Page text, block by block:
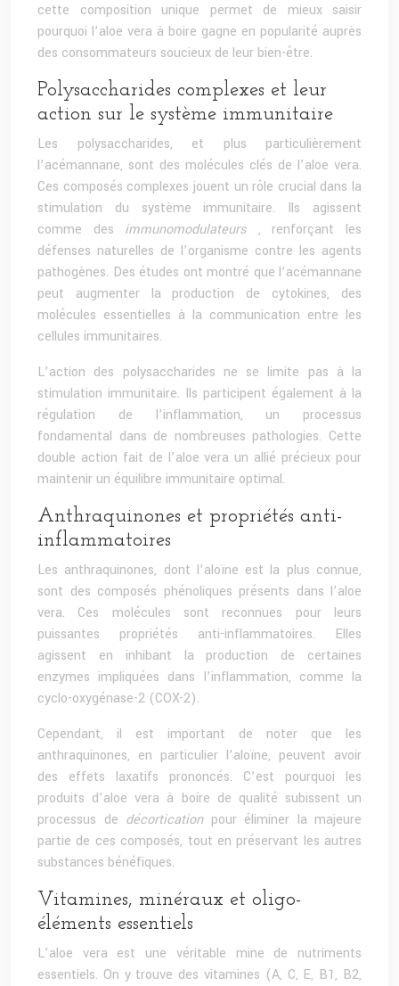
cette composition unique permet de mieux saisir
pourquoi l’aloe vera à boire gagne en popularité auprès
des consommateurs soucieux de leur bien-être.
Polysaccharides complexes et leur
action sur le système immunitaire
Les polysaccharides, et plus particulièrement
l’acémannane, sont des molécules clés de l’aloe vera.
Ces composés complexes jouent un rôle crucial dans la
stimulation du système immunitaire. Ils agissent
comme des immunomodulateurs , renforçant les
défenses naturelles de l’organisme contre les agents
pathogènes. Des études ont montré que l’acémannane
peut augmenter la production de cytokines, des
molécules essentielles à la communication entre les
cellules immunitaires.
L’action des polysaccharides ne se limite pas à la
stimulation immunitaire. Ils participent également à la
régulation de l’inflammation, un processus
fondamental dans de nombreuses pathologies. Cette
double action fait de l’aloe vera un allié précieux pour
maintenir un équilibre immunitaire optimal.
Anthraquinones et propriétés anti-
inflammatoires
Les anthraquinones, dont l’aloïne est la plus connue,
sont des composés phénoliques présents dans l’aloe
vera. Ces molécules sont reconnues pour leurs
puissantes propriétés anti-inflammatoires. Elles
agissent en inhibant la production de certaines
enzymes impliquées dans l’inflammation, comme la
cyclo-oxygénase-2 (COX-2).
Cependant, il est important de noter que les
anthraquinones, en particulier l’aloïne, peuvent avoir
des effets laxatifs prononcés. C’est pourquoi les
produits d’aloe vera à boire de qualité subissent un
processus de décortication pour éliminer la majeure
partie de ces composés, tout en préservant les autres
substances bénéfiques.
Vitamines, minéraux et oligo-
éléments essentiels
L’aloe vera est une véritable mine de nutriments
essentiels. On y trouve des vitamines (A, C, E, B1, B2,